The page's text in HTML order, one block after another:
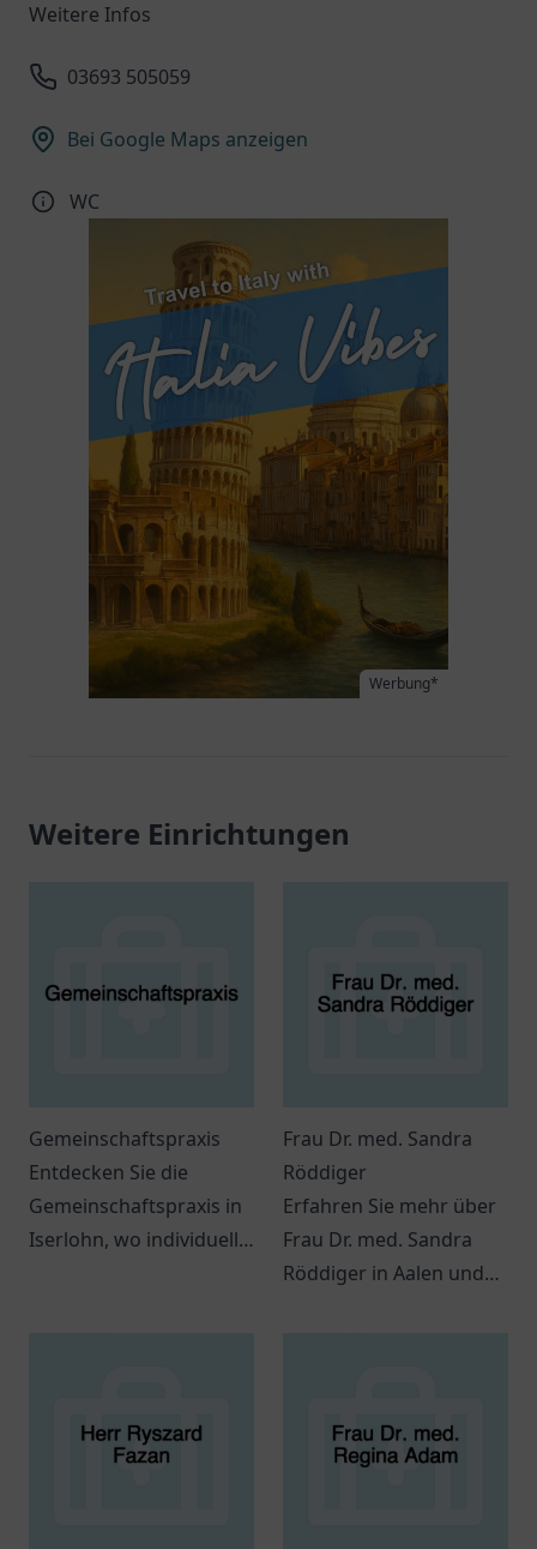
Weitere Infos
03693 505059
Bei Google Maps anzeigen
WC
Werbung*
Weitere Einrichtungen
Gemeinschaftspraxis
Entdecken Sie die
Gemeinschaftspraxis in
Iserlohn, wo individuelle
Frau Dr. med. Sandra
Röddiger
Erfahren Sie mehr über
Frau Dr. med. Sandra
Röddiger in Aalen und